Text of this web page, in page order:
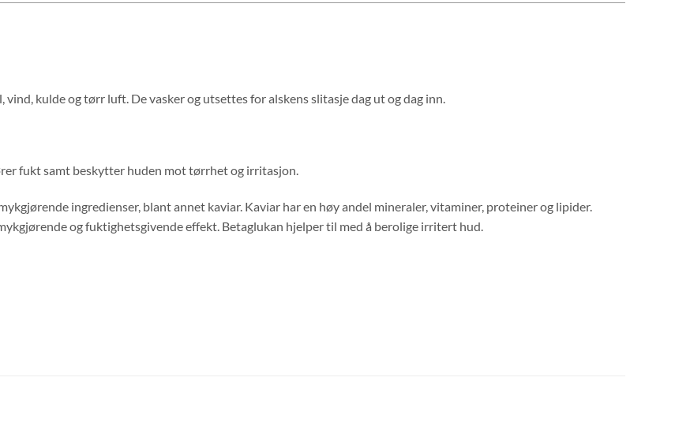
kulde og tørr luft. De vasker og utsettes for alskens slitasje dag ut og dag inn.
fukt samt beskytter huden mot tørrhet og irritasjon.
ingredienser, blant annet kaviar. Kaviar har en høy andel mineraler, vitaminer, proteiner og lipider.
og fuktighetsgivende effekt. Betaglukan hjelper til med å berolige irritert hud.